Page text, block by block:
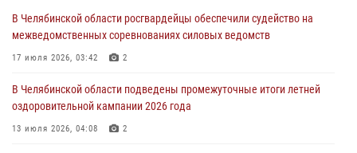
Авиация Росгвардии совершила более 250 санитарных вылетов в
Донецкой Народной Республике
31 июля 2026, 11:33
Росгвардия обеспечивает безопасность граждан на южном
направлении
31 июля 2026, 11:32
В Челябинской области росгвардейцы обеспечили судейство на
межведомственных соревнованиях силовых ведомств
17 июля 2026, 03:42 2
В Челябинской области подведены промежуточные итоги летней
оздоровительной кампании 2026 года
13 июля 2026, 04:08 2